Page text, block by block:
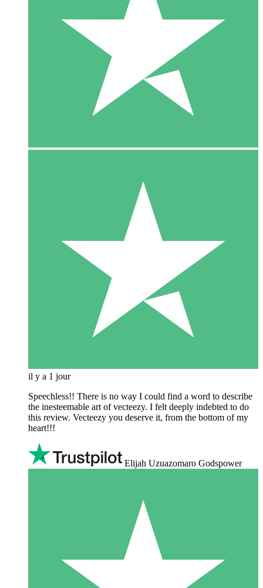
il y a 1 jour
Speechless!! There is no way I could find a word to describe
the inesteemable art of vecteezy. I felt deeply indebted to do
this review. Vecteezy you deserve it, from the bottom of my
heart!!!
Elijah Uzuazomaro Godspower